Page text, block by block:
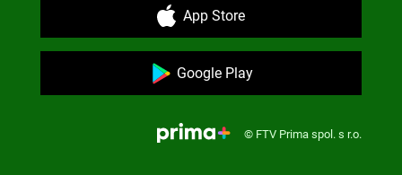
App Store
Google Play
© FTV Prima spol. s r.o.